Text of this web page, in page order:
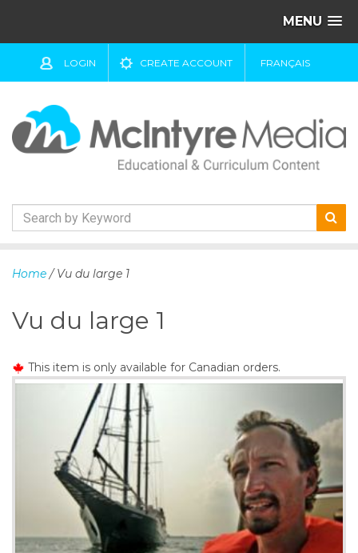
MENU
LOGIN CREATE ACCOUNT FRANÇAIS
k
t
o
n
Home / Vu du large 1
Vu du large 1
This item is only available for Canadian orders.